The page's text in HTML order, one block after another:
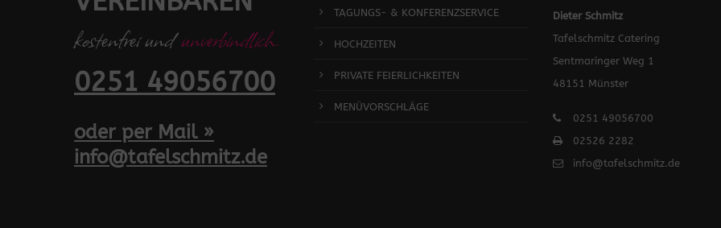
kostenfrei undunverbindlich.
0251 49056700
oder per Mail »
info@tafelschmitz.de
TAGUNGS- & KONFERENZSERVICE
HOCHZEITEN
PRIVATE FEIERLICHKEITEN
MENÜVORSCHLÄGE
Dieter Schmitz
Tafelschmitz Catering
Sentmaringer Weg 1
48151 Münster
0251 49056700
02526 2282
info@tafelschmitz.de